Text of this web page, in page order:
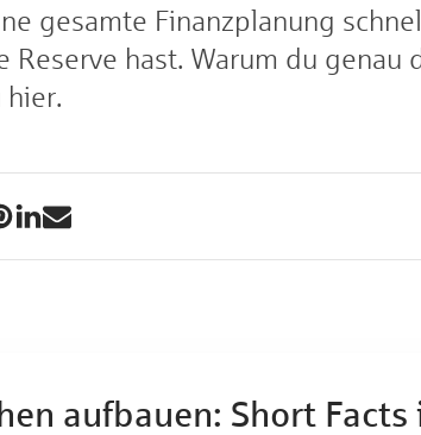
gesamte Finanzplanung
Reserve hast. Warum du genau
aufbauen: Short